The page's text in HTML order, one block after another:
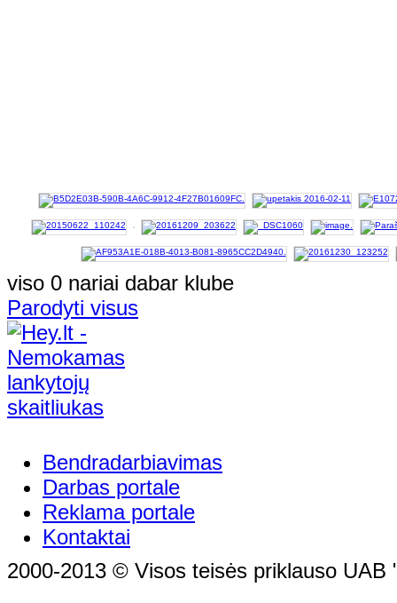
viso 0 nariai dabar klube
Parodyti visus
Bendradarbiavimas
Darbas portale
Reklama portale
Kontaktai
2000-2013 © Visos teisės priklauso UAB